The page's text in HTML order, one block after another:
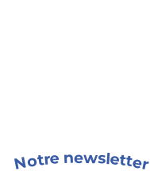
Notre newsletter